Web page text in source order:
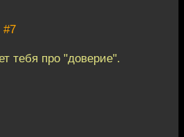
#7
тебя про "доверие".